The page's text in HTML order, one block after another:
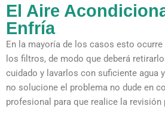
El Aire
Enfría
En la mayoría de los casos esto
los filtros, de modo que deberá
cuidado y lavarlos con suficiente agua
no solucione el problema no dude en
profesional para que realice la revisión